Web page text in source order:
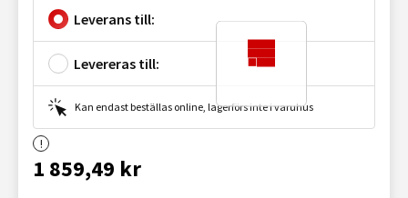
Leverans till:
Levereras till:
Kan endast beställas online, lagerförs inte i varuhus
1 859,49 kr